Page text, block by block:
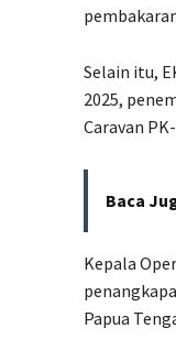
Selain itu,
2025,
Caravan
Baca
Kepala
Papua